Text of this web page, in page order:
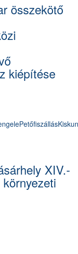
összekötő
kiépítése
Petőfiszállás
XIV.-